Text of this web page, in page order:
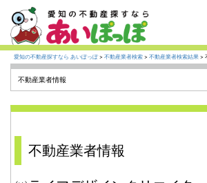
愛知の不動産探すなら あいぽっぽ> 不動産業者検索 > 不動産業者検索結果 >
不動産業者情報
不動産業者情報